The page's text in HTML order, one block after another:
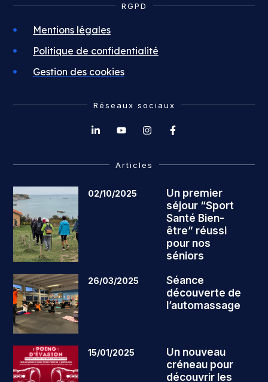
RGPD
Mentions légales
Politique de confidentialité
Gestion des cookies
Réseaux sociaux
Articles
02/10/2025
Un premier
séjour “Sport
Santé Bien-
être” réussi
pour nos
séniors
26/03/2025
Séance
découverte de
l’automassage
15/01/2025
Un nouveau
créneau pour
découvrir les